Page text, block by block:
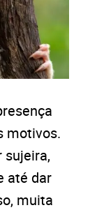
motivos.
sujeira,
até dar
muita